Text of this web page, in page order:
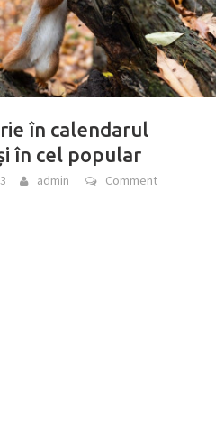
în calendarul
în cel popular
admin Comment